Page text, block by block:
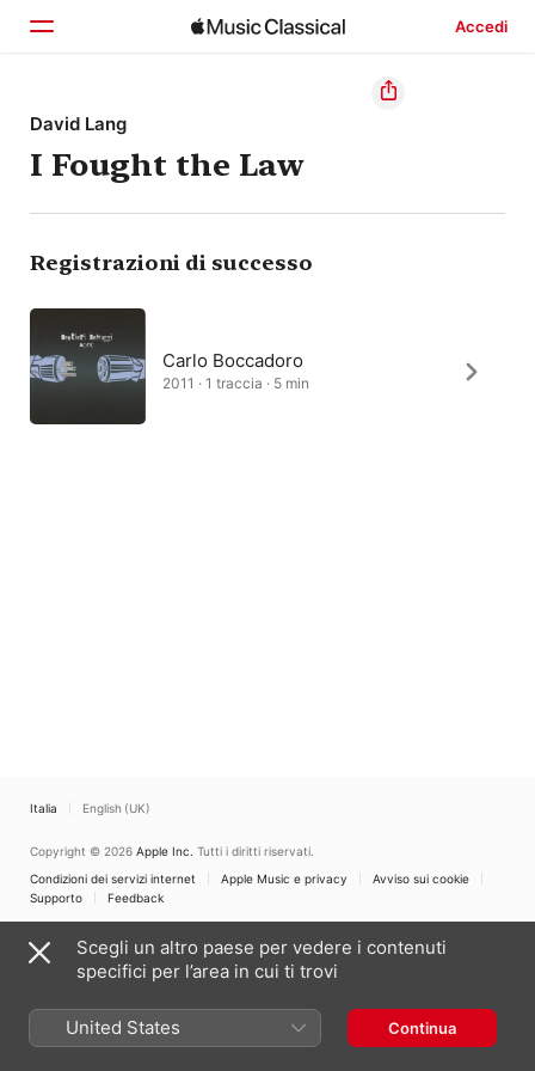
Accedi
Home
Scopri
Cerca
David Lang
I Fought the Law
Registrazioni di successo
Carlo Boccadoro
2011 · 1 traccia · 5 min
Italia English (UK)
Copyright © 2026 Apple Inc. Tutti i diritti riservati.
Condizioni dei servizi internet
Apple Music e privacy
Avviso sui cookie
Supporto
Feedback
Scegli un altro paese per vedere i contenuti
specifici per l’area in cui ti trovi
United States Continua